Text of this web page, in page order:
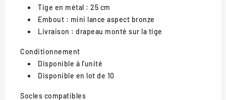
Tige en métal : 25 cm
Embout : mini lance aspect bronze
Livraison : drapeau monté sur la tige
Conditionnement
Disponible à l’unité
Disponible en lot de 10
Socles compatibles